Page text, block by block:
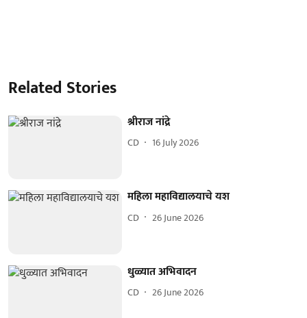
Related Stories
श्रीराज नांद्रे
CD 16 July 2026
महिला महाविद्यालयाचे यश
CD 26 June 2026
धुळ्यात अभिवादन
CD 26 June 2026